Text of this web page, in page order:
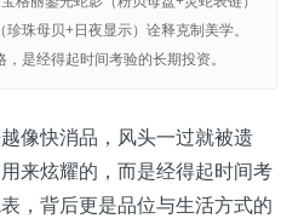
珠母贝+日夜显示）诠释克制美学。
是经得起时间考验的长期投资。
像快消品，风头一过就被遗
来炫耀的，而是经得起时间考
，背后更是品位与生活方式的